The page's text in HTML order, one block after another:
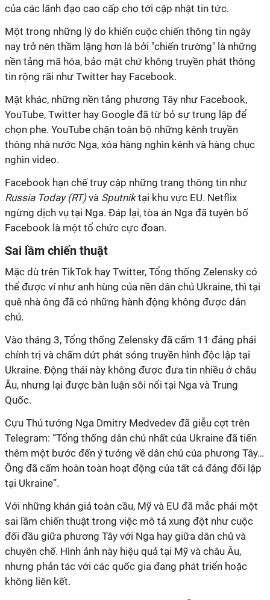
của các lãnh đạo cao cấp cho tới cập nhật tin tức.
Một trong những lý do khiến cuộc chiến thông tin ngày
nay trở nên thầm lặng hơn là bởi "chiến trường" là những
nền tảng mã hóa, bảo mật chứ không truyền phát thông
tin rộng rãi như Twitter hay Facebook.
Mặt khác, những nền tảng phương Tây như Facebook,
YouTube, Twitter hay Google đã từ bỏ sự trung lập để
chọn phe. YouTube chặn toàn bộ những kênh truyền
thông nhà nước Nga, xóa hàng nghìn kênh và hàng chục
nghìn video.
Facebook hạn chế truy cập những trang thông tin như
Russia Today (RT)và Sputniktại khu vực EU. Netflix
ngừng dịch vụ tại Nga. Đáp lại, tòa án Nga đã tuyên bố
Facebook là một tổ chức cực đoan.
Sai lầm chiến thuật
Mặc dù trên TikTok hay Twitter, Tổng thống Zelensky có
thể được ví như anh hùng của nền dân chủ Ukraine, thì tại
quê nhà ông đã có những hành động không được dân
chủ.
Vào tháng 3, Tổng thống Zelensky đã cấm 11 đảng phái
chính trị và chấm dứt phát sóng truyền hình độc lập tại
Ukraine. Động thái này không được đưa tin nhiều ở châu
Âu, nhưng lại được bàn luận sôi nổi tại Nga và Trung
Quốc.
Cựu Thủ tướng Nga Dmitry Medvedev đã giễu cợt trên
Telegram: “Tổng thống dân chủ nhất của Ukraine đã tiến
thêm một bước đến ý tưởng về dân chủ của phương Tây…
Ông đã cấm hoàn toàn hoạt động của tất cả đảng đối lập
tại Ukraine”.
Với những khán giả toàn cầu, Mỹ và EU đã mắc phải một
sai lầm chiến thuật trong việc mô tả xung đột như cuộc
đối đầu giữa phương Tây với Nga hay giữa dân chủ và
chuyên chế. Hình ảnh này hiệu quả tại Mỹ và châu Âu,
nhưng phản tác với các quốc gia đang phát triển hoặc
không liên kết.